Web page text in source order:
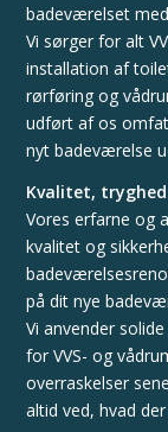
badeværelset
Vi sørger for alt
installation af
rørføring og
udført af os
nyt badeværelse
Kvalitet,
Vores erfarne og
kvalitet og
på dit nye
Vi anvender
for VVS- og
overraskelser
altid ved, hvad